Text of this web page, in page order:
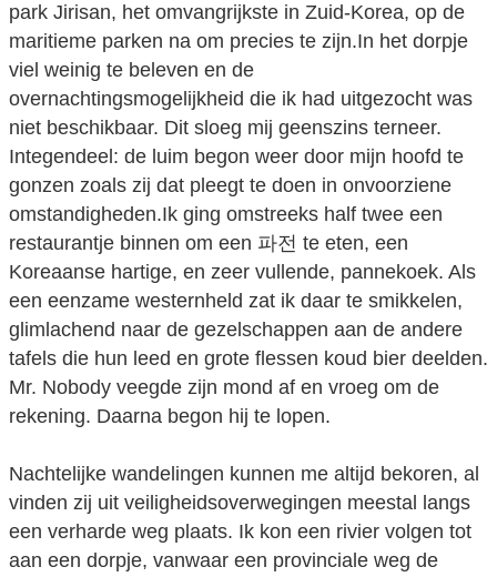
park Jirisan, het omvangrijkste in Zuid-Korea, op de
maritieme parken na om precies te zijn.In het dorpje
viel weinig te beleven en de
overnachtingsmogelijkheid die ik had uitgezocht was
niet beschikbaar. Dit sloeg mij geenszins terneer.
Integendeel: de luim begon weer door mijn hoofd te
gonzen zoals zij dat pleegt te doen in onvoorziene
omstandigheden.Ik ging omstreeks half twee een
restaurantje binnen om een 파전 te eten, een
Koreaanse hartige, en zeer vullende, pannekoek. Als
een eenzame westernheld zat ik daar te smikkelen,
glimlachend naar de gezelschappen aan de andere
tafels die hun leed en grote flessen koud bier deelden.
Mr. Nobody veegde zijn mond af en vroeg om de
rekening. Daarna begon hij te lopen.
Nachtelijke wandelingen kunnen me altijd bekoren, al
vinden zij uit veiligheidsoverwegingen meestal langs
een verharde weg plaats. Ik kon een rivier volgen tot
aan een dorpje, vanwaar een provinciale weg de